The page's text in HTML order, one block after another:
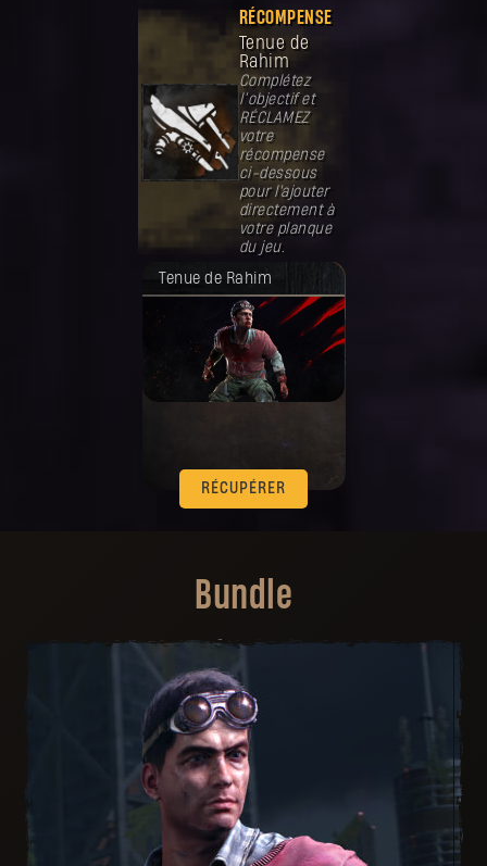
RÉCOMPENSE
Tenue de
Rahim
Complétez
l’objectif et
RÉCLAMEZ
votre
récompense
ci-dessous
pour l'ajouter
directement à
votre planque
du jeu.
Tenue de Rahim
RÉCUPÉRER
Votre récompense a été débloquée.
Bundle